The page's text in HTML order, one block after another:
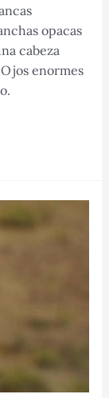
opacas
cabeza
enormes